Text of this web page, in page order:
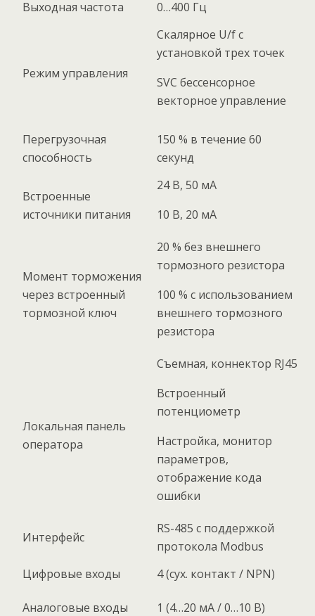
Выходная частота 0…400 Гц
Режим управления
Скалярное U/f с
установкой трех точек
SVC бессенсорное
векторное управление
Перегрузочная
способность
150 % в течение 60
секунд
Встроенные
источники питания
24 В, 50 мА
10 В, 20 мА
Момент торможения
через встроенный
тормозной ключ
20 % без внешнего
тормозного резистора
100 % с использованием
внешнего тормозного
резистора
Локальная панель
оператора
Съемная, коннектор RJ45
Встроенный
потенциометр
Настройка, монитор
параметров,
отображение кода
ошибки
Интерфейс
RS-485 с поддержкой
протокола Modbus
Цифровые входы
4 (сух. контакт / NPN)
Аналоговые входы 1 (4…20 мА / 0…10 В)